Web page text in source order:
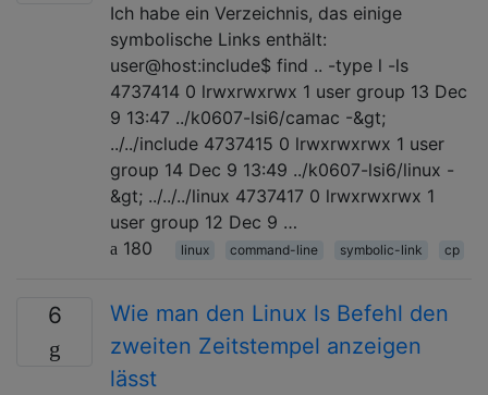
Ich habe ein Verzeichnis, das einige
symbolische Links enthält:
user@host:include$ find .. -type l -ls
4737414 0 lrwxrwxrwx 1 user group 13 Dec
9 13:47 ../k0607-lsi6/camac -&gt;
../../include 4737415 0 lrwxrwxrwx 1 user
group 14 Dec 9 13:49 ../k0607-lsi6/linux -
&gt; ../../../linux 4737417 0 lrwxrwxrwx 1
user group 12 Dec 9 …
180
linux command-line symbolic-link cp
6
Wie man den Linux ls Befehl den
zweiten Zeitstempel anzeigen
lässt